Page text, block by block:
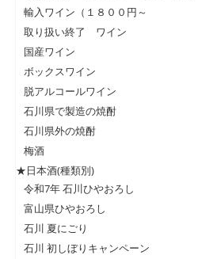
輸入ワイン（１８００円～
取り扱い終了 ワイン
国産ワイン
ボックスワイン
脱アルコールワイン
石川県で製造の焼酎
石川県外の焼酎
梅酒
★日本酒(種類別)
令和7年 石川ひやおろし
富山県ひやおろし
石川 夏にごり
石川 初しぼりキャンペーン